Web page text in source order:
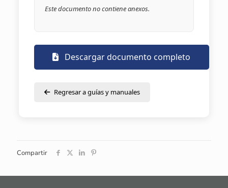
Este documento no contiene anexos.
Descargar documento completo
Regresar a guías y manuales
Compartir